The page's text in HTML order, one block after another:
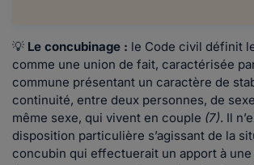
💡 Le concubinage : le Code civil définit
comme une union de fait, caractérisée
commune présentant un caractère de
continuité, entre deux personnes, de
même sexe, qui vivent en couple (7). Il
disposition particulière s’agissant de la
concubin qui effectuerait un apport à une